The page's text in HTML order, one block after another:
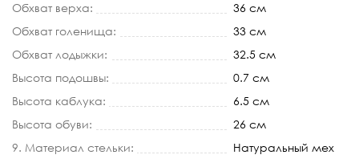
Обхват верха:
36 см
Обхват голенища:
33 см
Обхват лодыжки:
32.5 см
Высота подошвы:
0.7 см
Высота каблука:
6.5 см
Высота обуви:
26 см
9. Материал стельки:
Натуральный мех